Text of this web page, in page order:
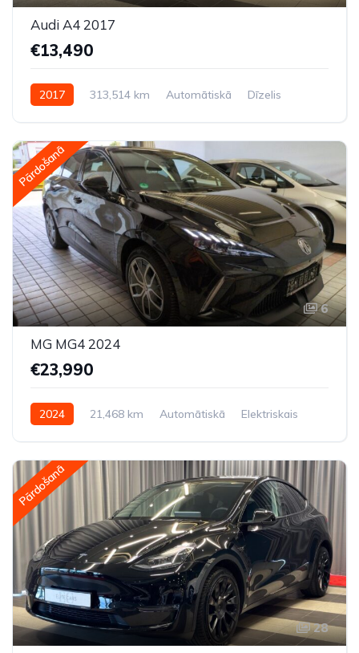
Audi A4 2017
€13,490
2017 313,514 km Automātiskā
Dīzelis
Pārdošanā
6
MG MG4 2024
€23,990
2024 21,468 km Automātiskā
Elektriskais
Pārdošanā
28